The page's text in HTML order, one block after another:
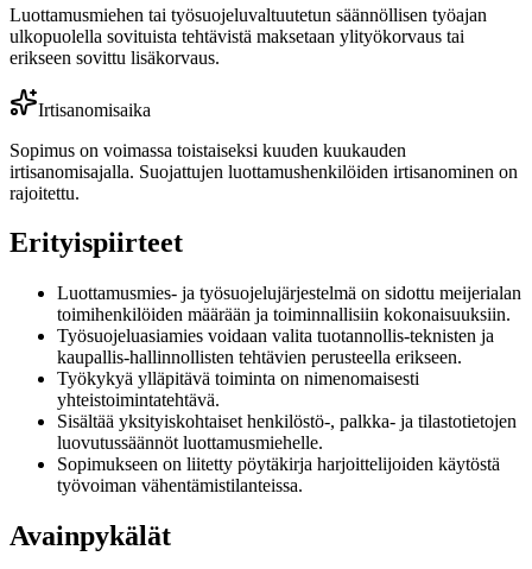
Luottamusmiehen tai työsuojeluvaltuutetun säännöllisen työajan
ulkopuolella sovituista tehtävistä maksetaan ylityökorvaus tai
erikseen sovittu lisäkorvaus.
Irtisanomisaika
Sopimus on voimassa toistaiseksi kuuden kuukauden
irtisanomisajalla. Suojattujen luottamushenkilöiden irtisanominen on
rajoitettu.
Erityispiirteet
Luottamusmies- ja työsuojelujärjestelmä on sidottu meijerialan
toimihenkilöiden määrään ja toiminnallisiin kokonaisuuksiin.
Työsuojeluasiamies voidaan valita tuotannollis-teknisten ja
kaupallis-hallinnollisten tehtävien perusteella erikseen.
Työkykyä ylläpitävä toiminta on nimenomaisesti
yhteistoimintatehtävä.
Sisältää yksityiskohtaiset henkilöstö-, palkka- ja tilastotietojen
luovutussäännöt luottamusmiehelle.
Sopimukseen on liitetty pöytäkirja harjoittelijoiden käytöstä
työvoiman vähentämistilanteissa.
Avainpykälät